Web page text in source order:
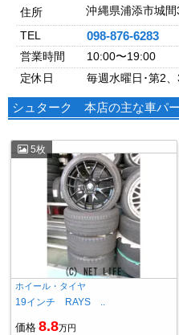
住所 沖縄県浦添市城間
TEL
098-876-6283
営業時間
10:00〜19:00
定休日
毎週水曜日･第2
シュターク 本店の主な車パ
5枚
ホイール・タイヤ
19インチ RAYS ..
価格 8.8万円